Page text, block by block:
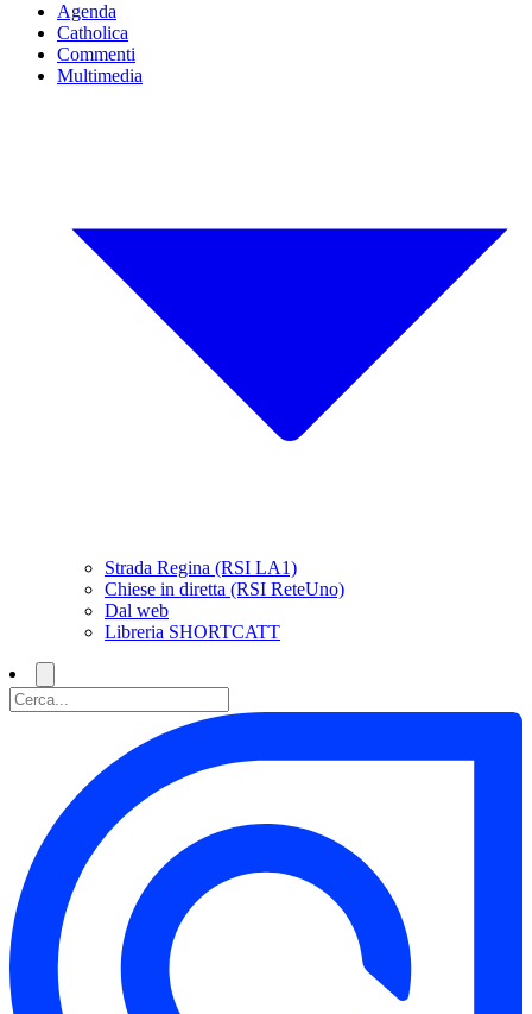
Agenda
Catholica
Commenti
Multimedia
Strada Regina (RSI LA1)
Chiese in diretta (RSI ReteUno)
Dal web
Libreria SHORTCATT